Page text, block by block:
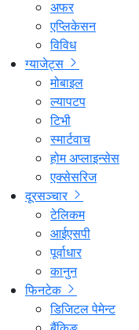
अफर
एप्लिकेसन
विविध
ग्याजेट्स
मोबाइल
ल्यापटप
टिभी
स्मार्टवाच
होम अप्लाइन्सेस
एक्सेसरिज
दूरसञ्चार
टेलिकम
आईएसपी
पूर्वाधार
कानुन
फिनटेक
डिजिटल पेमेन्ट